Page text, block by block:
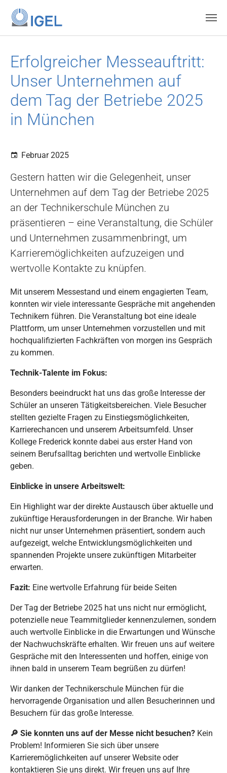
Erfolgreicher Messeauftritt:
Unser Unternehmen auf
dem Tag der Betriebe 2025
in München
Februar 2025
Gestern hatten wir die Gelegenheit, unser
Unternehmen auf dem Tag der Betriebe 2025
an der Technikerschule München zu
präsentieren – eine Veranstaltung, die Schüler
und Unternehmen zusammenbringt, um
Karrieremöglichkeiten aufzuzeigen und
wertvolle Kontakte zu knüpfen.
Mit unserem Messestand und einem engagierten Team,
konnten wir viele interessante Gespräche mit angehenden
Technikern führen. Die Veranstaltung bot eine ideale
Plattform, um unser Unternehmen vorzustellen und mit
hochqualifizierten Fachkräften von morgen ins Gespräch
zu kommen.
Technik-Talente im Fokus:
Besonders beeindruckt hat uns das große Interesse der
Schüler an unseren Tätigkeitsbereichen. Viele Besucher
stellten gezielte Fragen zu Einstiegsmöglichkeiten,
Karrierechancen und unserem Arbeitsumfeld. Unser
Kollege Frederick konnte dabei aus erster Hand von
seinem Berufsalltag berichten und wertvolle Einblicke
geben.
Einblicke in unsere Arbeitswelt:
Ein Highlight war der direkte Austausch über aktuelle und
zukünftige Herausforderungen in der Branche. Wir haben
nicht nur unser Unternehmen präsentiert, sondern auch
aufgezeigt, welche Entwicklungsmöglichkeiten und
spannenden Projekte unsere zukünftigen Mitarbeiter
erwarten.
Fazit: Eine wertvolle Erfahrung für beide Seiten
Der Tag der Betriebe 2025 hat uns nicht nur ermöglicht,
potenzielle neue Teammitglieder kennenzulernen, sondern
auch wertvolle Einblicke in die Erwartungen und Wünsche
der Nachwuchskräfte erhalten. Wir freuen uns auf weitere
Gespräche mit den Interessenten und hoffen, einige von
ihnen bald in unserem Team begrüßen zu dürfen!
Wir danken der Technikerschule München für die
hervorragende Organisation und allen Besucherinnen und
Besuchern für das große Interesse.
🔎 Sie konnten uns auf der Messe nicht besuchen? Kein
Problem! Informieren Sie sich über unsere
Karrieremöglichkeiten auf unserer Website oder
kontaktieren Sie uns direkt. Wir freuen uns auf Ihre